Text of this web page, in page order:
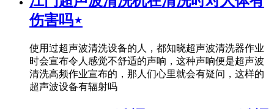
伤害吗⋆
使用过超声波清洗设备的人，都知晓超声波清洗器作业
时会宣布令人感觉不舒适的声响，这种声响便是超声波
清洗高频作业宣布的，那人们心里就会有疑问，这样的
超声波设备有辐射吗